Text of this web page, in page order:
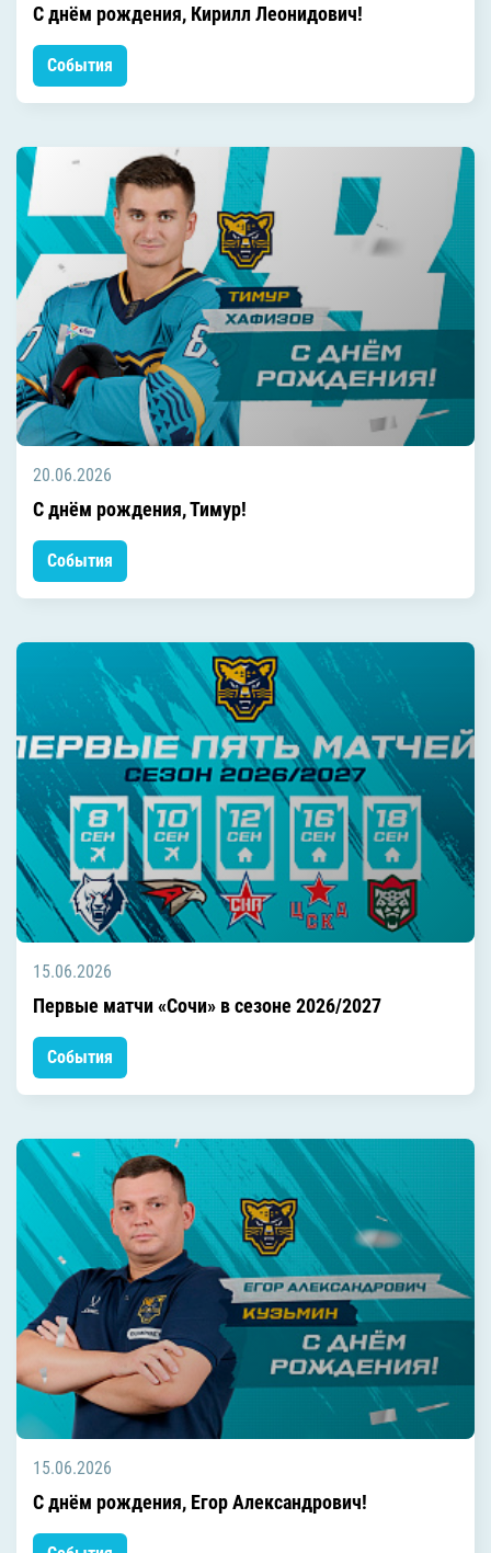
C днём рождения, Кирилл Леонидович!
События
20.06.2026
C днём рождения, Тимур!
События
15.06.2026
Первые матчи «Сочи» в сезоне 2026/2027
События
15.06.2026
C днём рождения, Егор Александрович!